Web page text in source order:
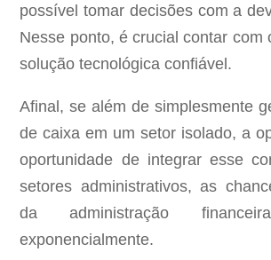
possível tomar decisões com a
Nesse ponto, é crucial contar com
solução tecnológica confiável.
Afinal, se além de simplesmente
de caixa em um setor isolado, a
oportunidade de integrar esse
setores administrativos, as
da administração
exponencialmente.